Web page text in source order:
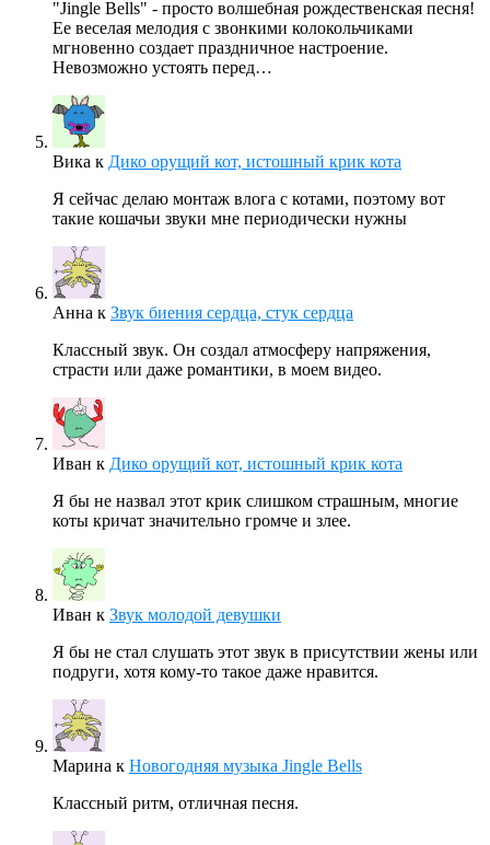
"Jingle Bells" - просто волшебная рождественская песня!
Ее веселая мелодия с звонкими колокольчиками
мгновенно создает праздничное настроение.
Невозможно устоять перед…
Вика к Дико орущий кот, истошный крик кота
Я сейчас делаю монтаж влога с котами, поэтому вот
такие кошачьи звуки мне периодически нужны
Анна к Звук биения сердца, стук сердца
Классный звук. Он создал атмосферу напряжения,
страсти или даже романтики, в моем видео.
Иван к Дико орущий кот, истошный крик кота
Я бы не назвал этот крик слишком страшным, многие
коты кричат значительно громче и злее.
Иван к Звук молодой девушки
Я бы не стал слушать этот звук в присутствии жены или
подруги, хотя кому-то такое даже нравится.
Марина к Новогодняя музыка Jingle Bells
Классный ритм, отличная песня.